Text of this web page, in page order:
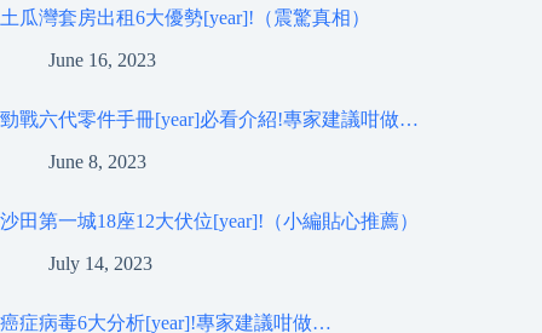
土瓜灣套房出租6大優勢[year]!（震驚真相）
June 16, 2023
勁戰六代零件手冊[year]必看介紹!專家建議咁做…
June 8, 2023
沙田第一城18座12大伏位[year]!（小編貼心推薦）
July 14, 2023
癌症病毒6大分析[year]!專家建議咁做…